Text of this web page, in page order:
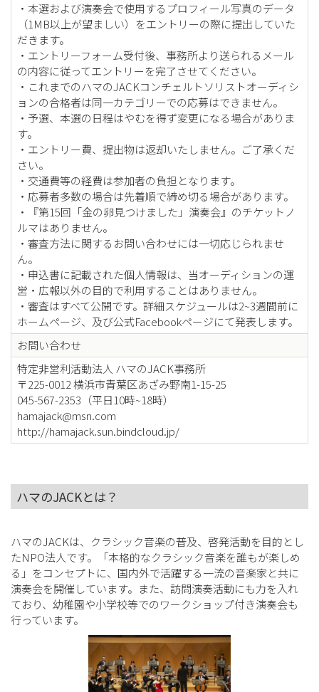
・本選および演奏会で使用するプロフィール写真のデータ
（1MB以上が望ましい）をエントリーの際に提出していた
だきます。
・エントリーフォーム受付後、事務所より送られるメール
の内容に従ってエントリーを完了させてください。
・これまでのハマのJACKコンチェルトソリストオーディシ
ョンの合格者は同一カテゴリーでの応募はできません。
・予選、本選の日程はやむを得ず変更になる場合がありま
す。
・エントリー費、提出物は返却いたしません。ご了承くだ
さい。
・交通費等の経費は参加者の負担となります。
・応募者多数の場合は先着順で締め切る場合があります。
・『第15回「金の卵見つけました」演奏会』のチケットノ
ルマはありません。
・審査方法に関するお問い合わせには一切応じられませ
ん。
・申込書に記載された個人情報は、当オーディションの運
営・広報以外の目的で利用することはありません。
・審査はすべて公開です。詳細スケジュールは2~3週間前に
ホームページ、及び公式Facebookページにて発表します。
お問い合わせ
特定非営利活動法人 ハマのJACK事務所
〒225-0012 横浜市青葉区あざみ野南1-15-25
045-567-2353（平日10時~18時）
hamajack@msn.com
http://hamajack.sun.bindcloud.jp/
ハマのJACKとは？
ハマのJACKは、クラシック音楽の普及、啓発活動を目的とし
たNPO法人です。「本格的なクラシック音楽を誰もが楽しめ
る」をコンセプトに、国内外で活躍する一流の音楽家と共に
演奏会を開催しています。また、訪問演奏活動にも力を入れ
ており、幼稚園や小学校等でのワークショップ付き演奏会も
行っています。